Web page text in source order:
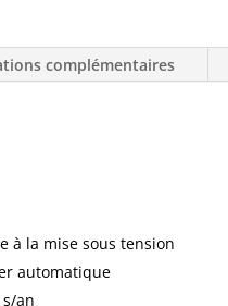
complémentaires
à la mise sous tension
automatique
an